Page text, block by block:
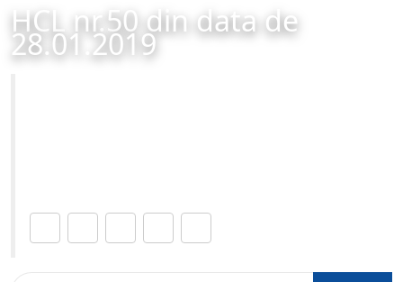
HCL nr.50 din data de
28.01.2019